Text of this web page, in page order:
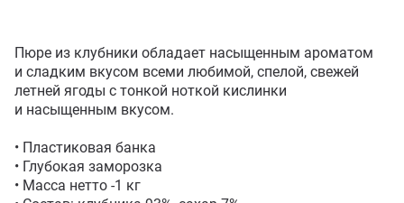
Пюре из клубники обладает насыщенным ароматом
и сладким вкусом всеми любимой, спелой, свежей
летней ягоды с тонкой ноткой кислинки
и насыщенным вкусом.
• Пластиковая банка
• Глубокая заморозка
• Масса нетто -1 кг